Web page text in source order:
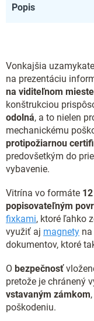
Popis
Vonkajšia
na prezentáciu
na viditeľnom mieste
konštrukciou
odolná, a to nielen
mechanickému
protipožiarnou
predovšetkým do
vybavenie.
Vitrína vo formáte
popisovateľným
fixkami, ktoré ľahko
využiť aj magnety
dokumentov, ktoré
O bezpečnosť
pretože je chránený
vstavaným zámkom
poškodeniu.